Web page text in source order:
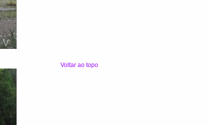
Voltar ao topo